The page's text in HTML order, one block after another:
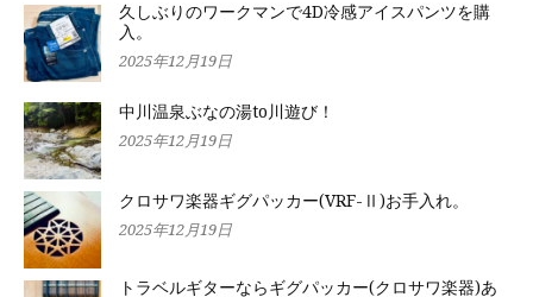
久しぶりのワークマンで4D冷感アイスパンツを購
入。
2025年12月19日
中川温泉ぶなの湯to川遊び！
2025年12月19日
クロサワ楽器ギグパッカー(VRF-Ⅱ)お手入れ。
2025年12月19日
トラベルギターならギグパッカー(クロサワ楽器)あ